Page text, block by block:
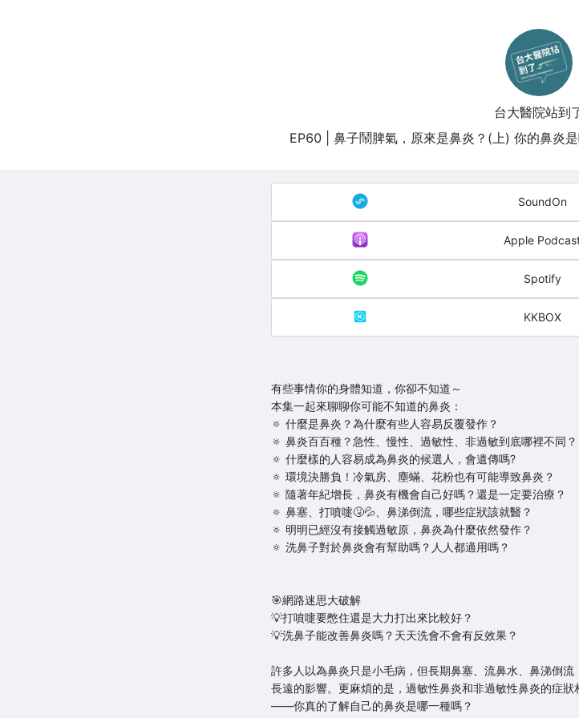
台大醫院站到
EP60 | 鼻子鬧脾氣，原來是鼻炎？(上) 你的鼻炎
SoundOn
Apple
Spotify
KKBOX
有些事情你的身體知道，你卻不知道～
本集一起來聊聊你可能不知道的鼻炎：
🔅 什麼是鼻炎？為什麼有些人容易反覆發作？
🔅 鼻炎百百種？急性、慢性、過敏性、非過敏到底哪裡不同？
🔅 什麼樣的人容易成為鼻炎的候選人，會遺傳嗎?
🔅 環境決勝負！冷氣房、塵蟎、花粉也有可能導致鼻炎？
🔅 隨著年紀增長，鼻炎有機會自己好嗎？還是一定要治療？
🔅 鼻塞、打噴嚏🤧💦、鼻涕倒流，哪些症狀該就醫？
🔅 明明已經沒有接觸過敏原，鼻炎為什麼依然發作？
🔅 洗鼻子對於鼻炎會有幫助嗎？人人都適用嗎？
🎯網路迷思大破解
💡打噴嚏要憋住還是大力打出來比較好？
💡洗鼻子能改善鼻炎嗎？天天洗會不會有反效果？
許多人以為鼻炎只是小毛病，但長期鼻塞、流鼻水、鼻涕倒
長遠的影響。更麻煩的是，過敏性鼻炎和非過敏性鼻炎的症
——你真的了解自己的鼻炎是哪一種嗎？